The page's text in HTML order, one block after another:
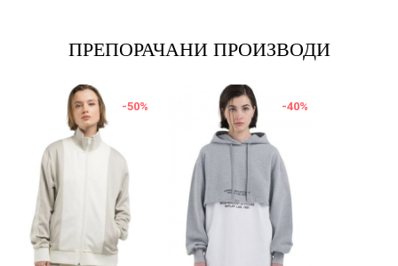
Порака
ПРЕПОРАЧАНИ ПРОИЗВОДИ
-50% -40%